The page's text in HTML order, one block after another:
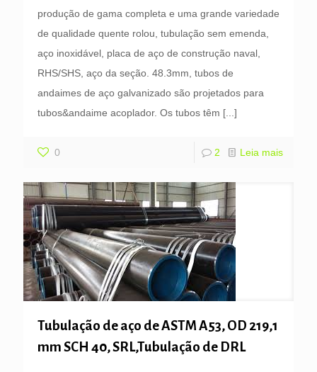
produção de gama completa e uma grande variedade
de qualidade quente rolou, tubulação sem emenda,
aço inoxidável, placa de aço de construção naval,
RHS/SHS, aço da seção. 48.3mm, tubos de
andaimes de aço galvanizado são projetados para
tubos&andaime acoplador. Os tubos têm [...]
0 2 Leia mais
Tubulação de aço de ASTM A53, OD 219,1
mm SCH 40, SRL,Tubulação de DRL